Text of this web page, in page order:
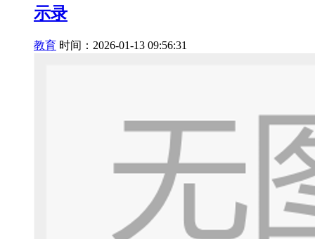
示录
教育 时间：2026-01-13 09:56:31